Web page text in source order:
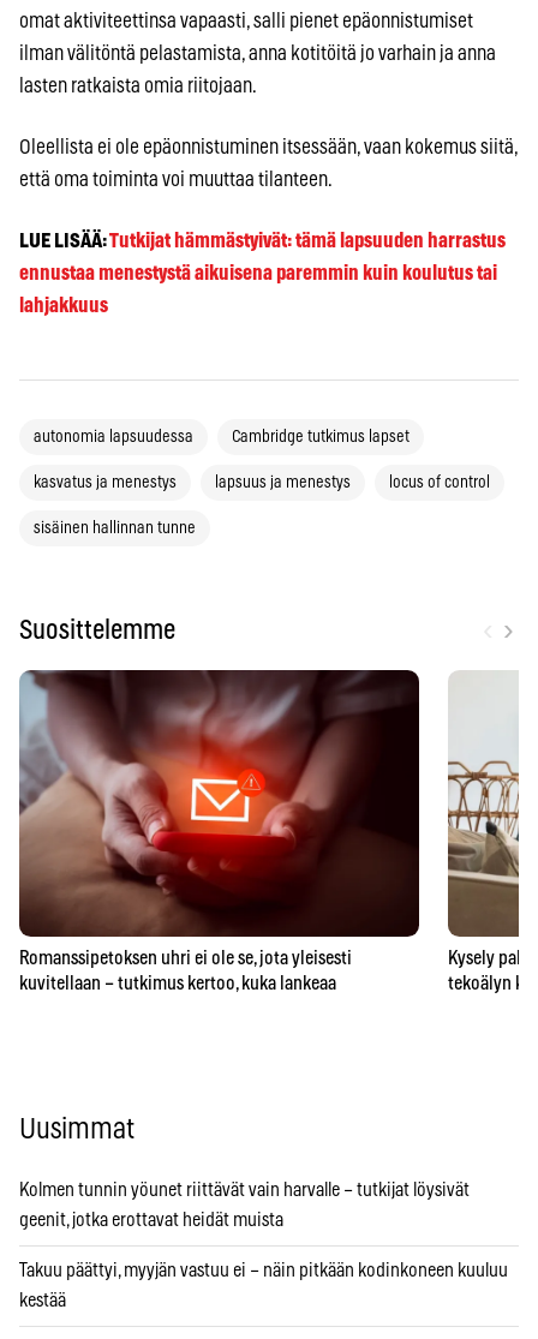
omat aktiviteettinsa vapaasti, salli pienet epäonnistumiset
ilman välitöntä pelastamista, anna kotitöitä jo varhain ja anna
lasten ratkaista omia riitojaan.
Oleellista ei ole epäonnistuminen itsessään, vaan kokemus siitä,
että oma toiminta voi muuttaa tilanteen.
LUE LISÄÄ:Tutkijat hämmästyivät: tämä lapsuuden harrastus
ennustaa menestystä aikuisena paremmin kuin koulutus tai
lahjakkuus
autonomia lapsuudessa Cambridge tutkimus lapset
kasvatus ja menestys lapsuus ja menestys locus of control
sisäinen hallinnan tunne
Suosittelemme ›
Romanssipetoksen uhri ei ole se, jota yleisesti
kuvitellaan – tutkimus kertoo, kuka lankeaa
Kysely
tekoälyn
Uusimmat
Kolmen tunnin yöunet riittävät vain harvalle – tutkijat löysivät
geenit, jotka erottavat heidät muista
Takuu päättyi, myyjän vastuu ei – näin pitkään kodinkoneen kuuluu
kestää